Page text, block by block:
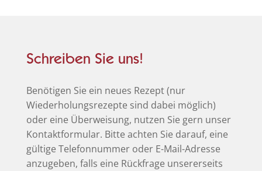
Schreiben Sie uns!
Benötigen Sie ein neues Rezept (nur
Wiederholungsrezepte sind dabei möglich)
oder eine Überweisung, nutzen Sie gern unser
Kontaktformular. Bitte achten Sie darauf, eine
gültige Telefonnummer oder E-Mail-Adresse
anzugeben, falls eine Rückfrage unsererseits